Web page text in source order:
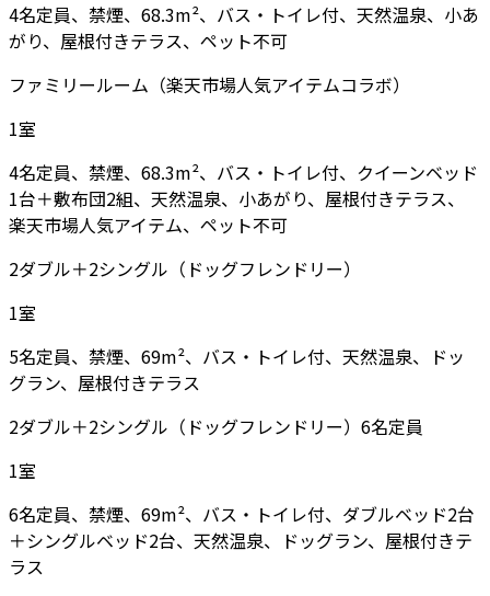
4名定員、禁煙、68.3m²、バス・トイレ付、天然温泉、小あ
がり、屋根付きテラス、ペット不可
ファミリールーム（楽天市場人気アイテムコラボ）
1室
4名定員、禁煙、68.3m²、バス・トイレ付、クイーンベッド
1台＋敷布団2組、天然温泉、小あがり、屋根付きテラス、
楽天市場人気アイテム、ペット不可
2ダブル＋2シングル（ドッグフレンドリー）
1室
5名定員、禁煙、69m²、バス・トイレ付、天然温泉、ドッ
グラン、屋根付きテラス
2ダブル＋2シングル（ドッグフレンドリー）6名定員
1室
6名定員、禁煙、69m²、バス・トイレ付、ダブルベッド2台
＋シングルベッド2台、天然温泉、ドッグラン、屋根付きテ
ラス